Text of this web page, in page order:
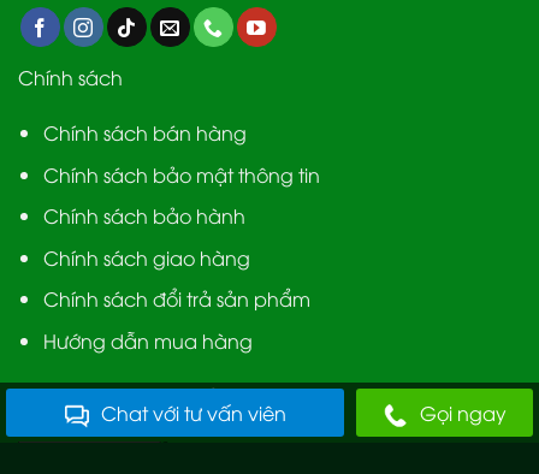
Chính sách
Chính sách bán hàng
Chính sách bảo mật thông tin
Chính sách bảo hành
Chính sách giao hàng
Chính sách đổi trả sản phẩm
Hướng dẫn mua hàng
Được chứng nhận bởi
Chat với tư vấn viên Gọi ngay